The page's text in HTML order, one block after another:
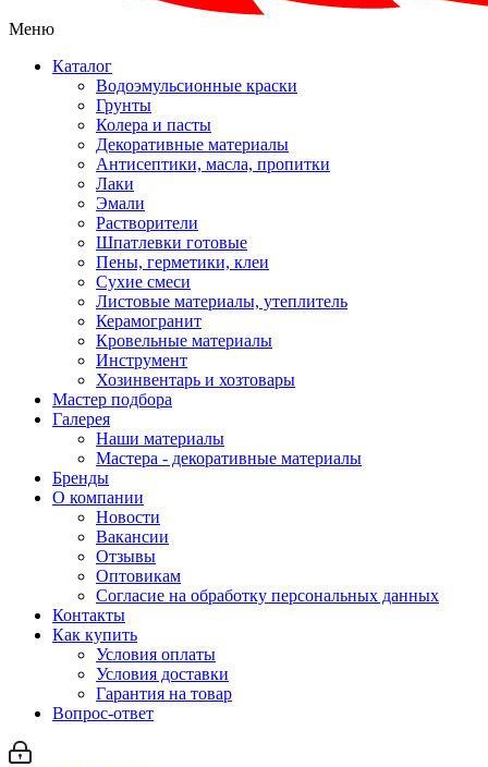
Меню
Каталог
Водоэмульсионные краски
Грунты
Колера и пасты
Декоративные материалы
Антисептики, масла, пропитки
Лаки
Эмали
Растворители
Шпатлевки готовые
Пены, герметики, клеи
Сухие смеси
Листовые материалы, утеплитель
Керамогранит
Кровельные материалы
Инструмент
Хозинвентарь и хозтовары
Мастер подбора
Галерея
Наши материалы
Мастера - декоративные материалы
Бренды
О компании
Новости
Вакансии
Отзывы
Оптовикам
Cогласие на обработку персональных данных
Контакты
Как купить
Условия оплаты
Условия доставки
Гарантия на товар
Вопрос-ответ